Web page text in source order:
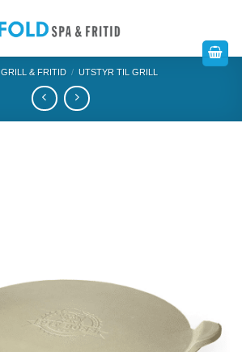
GRILL & FRITID / UTSTYR TIL GRILL